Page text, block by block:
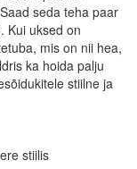
seda teha paar
Kui uksed on
mis on nii hea,
ka hoida palju
stiilne ja